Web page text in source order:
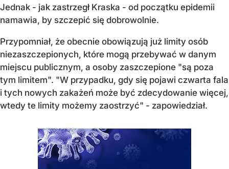
Jednak - jak zastrzegł Kraska - od początku epidemii
namawia, by szczepić się dobrowolnie.
Przypomniał, że obecnie obowiązują już limity osób
niezaszczepionych, które mogą przebywać w danym
miejscu publicznym, a osoby zaszczepione "są poza
tym limitem". "W przypadku, gdy się pojawi czwarta fala
i tych nowych zakażeń może być zdecydowanie więcej,
wtedy te limity możemy zaostrzyć" - zapowiedział.